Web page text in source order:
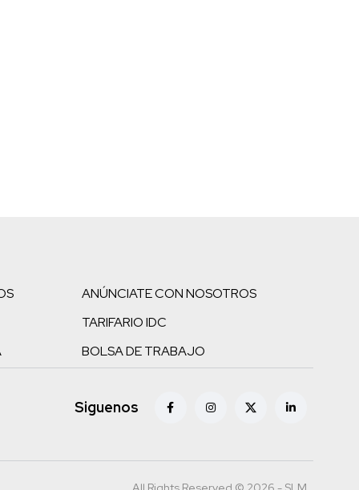
ANÚNCIATE CON NOSOTROS
TARIFARIO IDC
BOLSA DE TRABAJO
Siguenos